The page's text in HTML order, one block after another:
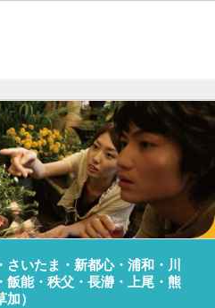
いたま・新都心・浦和・川
飯能・秩父・長瀞・上尾・熊
）